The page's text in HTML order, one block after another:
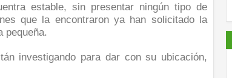
estable, sin presentar ningún tipo de
que la encontraron ya han solicitado la
pequeña.
investigando para dar con su ubicación,